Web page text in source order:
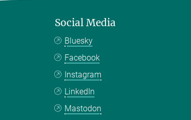
Social Media
Bluesky
Facebook
Instagram
LinkedIn
Mastodon